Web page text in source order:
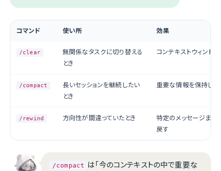
コマンド 使い所 効果
/clear
無関係なタスクに切り替える
とき
コンテキストウィンドウ
/compact
長いセッションを継続したい
とき
重要な情報を保持し
/rewind 方向性が間違っていたとき
特定のメッセージまで
戻す
/compact は「今のコンテキストの中で重要な